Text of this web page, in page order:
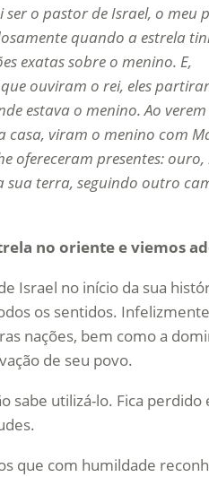
o pastor de Israel, o meu
quando a estrela
exatas sobre o menino. E,
ouviram o rei, eles
estava o menino. Ao
viram o menino com
ofereceram presentes: ouro,
sua terra, seguindo outro
no oriente e viemos
Israel no início da sua
os sentidos.
nações, bem como a
de seu povo.
sabe utilizá-lo. Fica perdido
que com humildade